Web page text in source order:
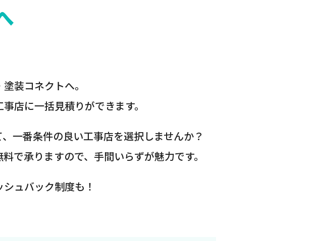
装コネクトへ。
店に一括見積りができます。
一番条件の良い工事店を選択しませんか？
で承りますので、手間いらずが魅力です。
ュバック制度も！